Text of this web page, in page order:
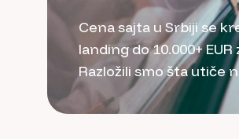
Cena sajta u Srbiji se
landing do 10.000+
Razložili smo šta utiče